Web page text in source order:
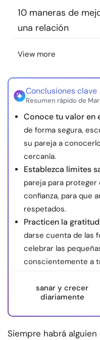
Sobre nosotros
nosotros
10 maneras de
una relación
View more
Conclusiones clave
Resumen rápido de
Conoce tu valor en
de forma segura,
su pareja a
cercanía.
Establezca límites
pareja para
confianza, para que
respetados.
Practicen la
darse cuenta de las
celebrar las
conscientemente a
sanar y crecer
diariamente
Siempre habrá